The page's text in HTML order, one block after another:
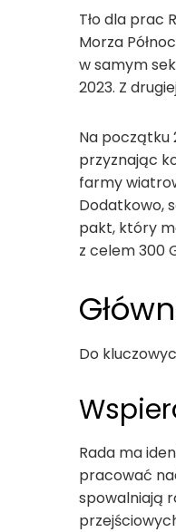
Tło dla prac
Morza
w samym
2023. Z
Na początku
przyznając
farmy
Dodatkowo,
pakt, który
z celem 300
Do
Rada ma
pracować
spowalniają